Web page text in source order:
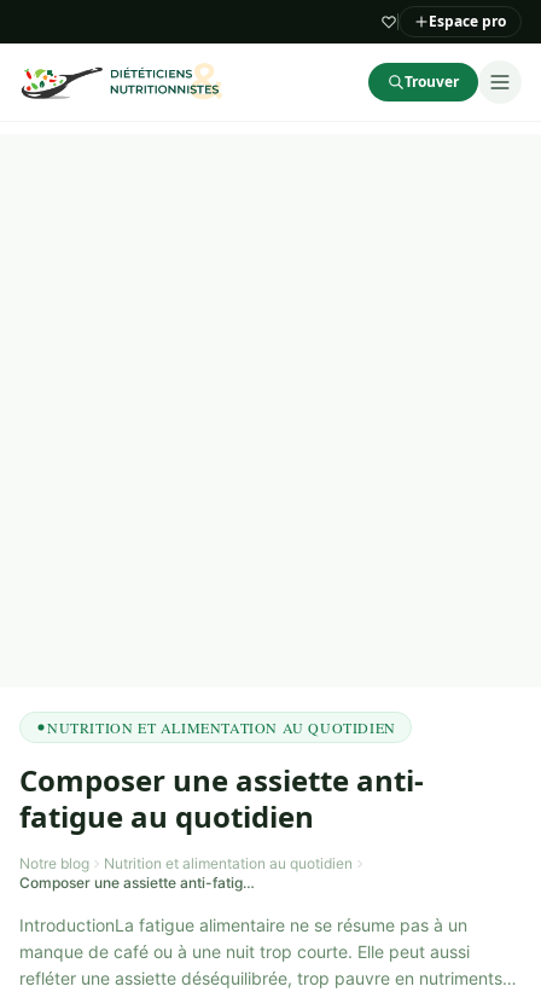
Espace pro
Trouver
NUTRITION ET ALIMENTATION AU QUOTIDIEN
Composer une assiette anti-
fatigue au quotidien
Notre blog
Nutrition et alimentation au quotidien
Composer une assiette anti-fatigue au quotidien
IntroductionLa fatigue alimentaire ne se résume pas à un
manque de café ou à une nuit trop courte. Elle peut aussi
refléter une assiette déséquilibrée, trop pauvre en nutriments